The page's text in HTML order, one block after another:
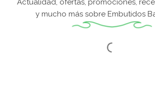
Actualidad, ofertas, promociones,
y mucho más sobre Embutidos